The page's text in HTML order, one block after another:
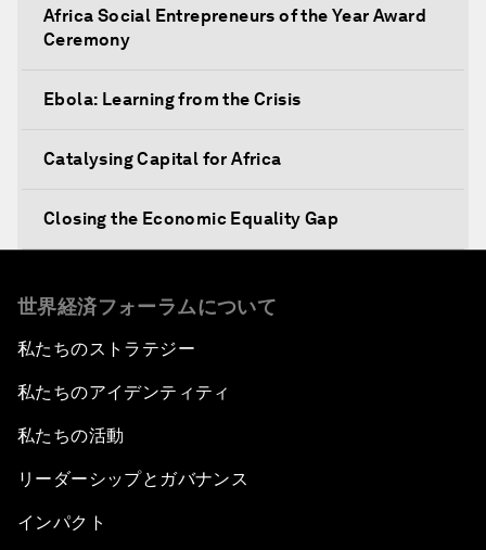
Africa Social Entrepreneurs of the Year Award
Ceremony
Ebola: Learning from the Crisis
Catalysing Capital for Africa
Closing the Economic Equality Gap
Meeting the Development Challenge
Meeting the Food Challenge
Silencing the Gun
世界経済フォーラムについて
私たちのストラテジー
私たちのアイデンティティ
私たちの活動
リーダーシップとガバナンス
インパクト